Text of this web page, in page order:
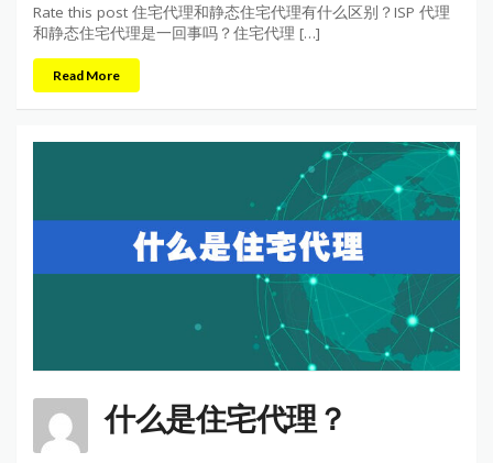
Rate this post 住宅代理和静态住宅代理有什么区别？ISP 代理
和静态住宅代理是一回事吗？住宅代理 […]
Read More
什么是住宅代理？